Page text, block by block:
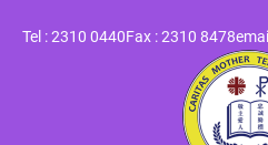
Tel : 2310 0440Fax : 2310 8478